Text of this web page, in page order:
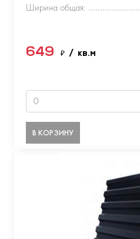
Ширина общая:
649 ₽ / кв.м
В КОРЗИНУ